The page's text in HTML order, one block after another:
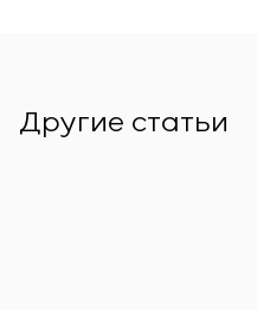
Другие статьи